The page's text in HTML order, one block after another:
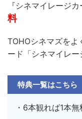
『シネマイレージ
料
TOHOシネマズをよ
ード「シネマイレー
特典一覧はこちら
・6本観れば1本無